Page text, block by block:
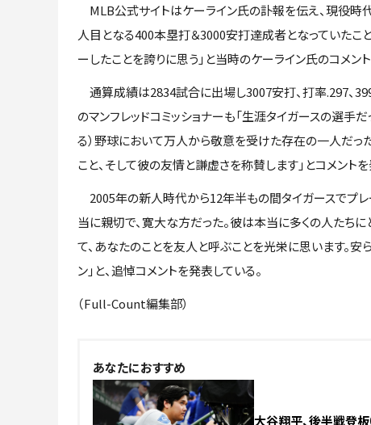
MLB公式サイトはケーライン氏の訃報を伝え、現役
人目となる400本塁打＆3000安打達成者となっていたこ
ーしたことを誇りに思う」と当時のケーライン氏のコメン
通算成績は2834試合に出場し3007安打、打率.297、
のマンフレッドコミッショナーも「生涯タイガースの選手
る）野球において万人から敬意を受けた存在の一人だ
こと、そして彼の友情と謙虚さを称賛します」とコメントを
2005年の新人時代から12年半もの間タイガースでプレ
当に親切で、寛大な方だった。彼は本当に多くの人たちに
て、あなたのことを友人と呼ぶことを光栄に思います。安
ン」と、追悼コメントを発表している。
（Full-Count編集部）
あなたにおすすめ
大谷翔平、後半戦登